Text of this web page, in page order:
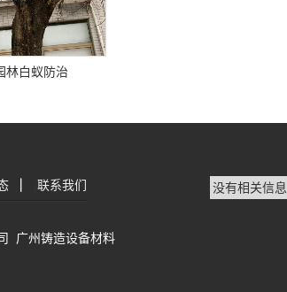
林白蚁防治
联系我们
广州铸造设备材料
没有相关信息